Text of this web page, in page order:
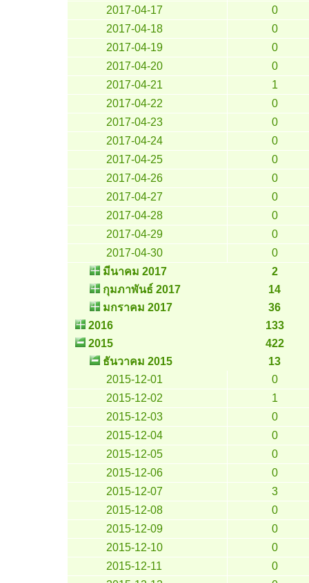
2017-04-17
0
2017-04-18
0
2017-04-19
0
2017-04-20
0
2017-04-21
1
2017-04-22
0
2017-04-23
0
2017-04-24
0
2017-04-25
0
2017-04-26
0
2017-04-27
0
2017-04-28
0
2017-04-29
0
2017-04-30
0
มีนาคม 2017
2
กุมภาพันธ์ 2017
14
มกราคม 2017
36
2016
133
2015
422
ธันวาคม 2015
13
2015-12-01
0
2015-12-02
1
2015-12-03
0
2015-12-04
0
2015-12-05
0
2015-12-06
0
2015-12-07
3
2015-12-08
0
2015-12-09
0
2015-12-10
0
2015-12-11
0